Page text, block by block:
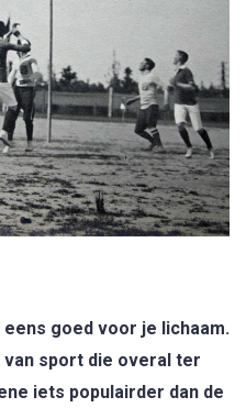
goed voor je lichaam.
sport die overal ter
iets populairder dan de